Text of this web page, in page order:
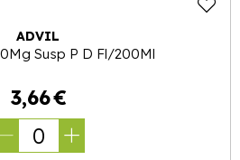
ADVIL
Susp P D Fl/200Ml
3,66€
0